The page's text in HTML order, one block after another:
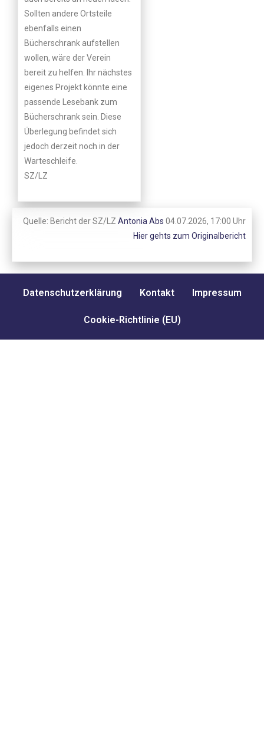
Sollten andere Ortsteile
ebenfalls einen
Bücherschrank aufstellen
wollen, wäre der Verein
bereit zu helfen. Ihr nächstes
eigenes Projekt könnte eine
passende Lesebank zum
Bücherschrank sein. Diese
Überlegung befindet sich
jedoch derzeit noch in der
Warteschleife.
SZ/LZ
Quelle: Bericht der SZ/LZ Antonia Abs 04.07.2026, 17:00 Uhr
Hier gehts zum Originalbericht
Datenschutzerklärung Kontakt Impressum
Cookie-Richtlinie (EU)